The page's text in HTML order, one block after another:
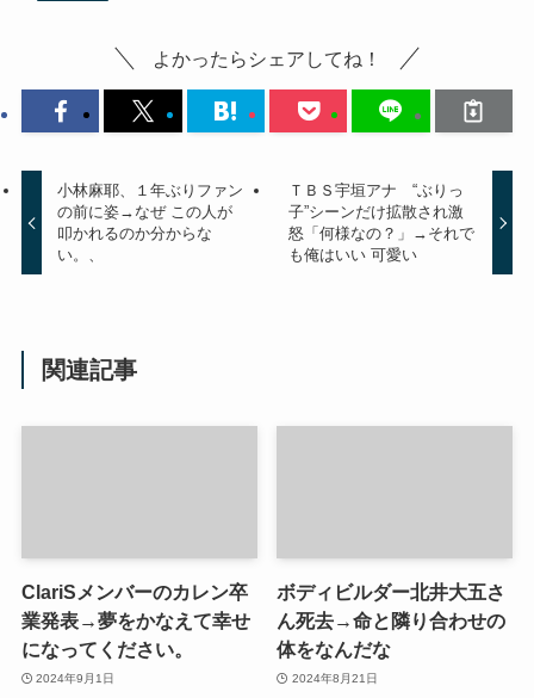
よかったらシェアしてね！
小林麻耶、１年ぶりファン
の前に姿→なぜ この人が
叩かれるのか分からな
い。、
ＴＢＳ宇垣アナ “ぶりっ
子”シーンだけ拡散され激
怒「何様なの？」→それで
も俺はいい 可愛い
関連記事
ClariSメンバーのカレン卒
業発表→夢をかなえて幸せ
になってください。
2024年9月1日
ボディビルダー北井大五さ
ん死去→命と隣り合わせの
体をなんだな
2024年8月21日